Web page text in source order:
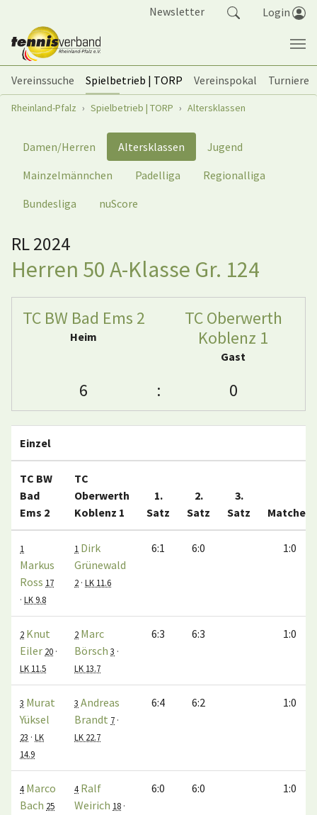
Newsletter Login
Vereinssuche Spielbetrieb | TORP Vereinspokal
Turniere
Sie sind hier:
Rheinland-Pfalz Spielbetrieb | TORP Altersklassen
Damen/Herren Altersklassen
Jugend
Mainzelmännchen
Padelliga
Regionalliga
Bundesliga
nuScore
RL 2024
Herren 50 A-Klasse Gr. 124
TC BW Bad Ems 2
Heim
TC Oberwerth
Koblenz 1
Gast
6 : 0
Einzel
TC BW
Bad
Ems 2
TC
Oberwerth
Koblenz 1
1.
Satz
2.
Satz
3.
Satz
Matches
1
Markus
Ross 17
· LK 9.8
1 Dirk
Grünewald
2 · LK 11.6
6:1 6:0 1:0
2 Knut
Eiler 20 ·
LK 11.5
2 Marc
Börsch 3 ·
LK 13.7
6:3 6:3 1:0
3 Murat
Yüksel
23 · LK
14.9
3 Andreas
Brandt 7 ·
LK 22.7
6:4 6:2 1:0
4 Marco
Bach 25
4 Ralf
Weirich 18 ·
6:0 6:0 1:0